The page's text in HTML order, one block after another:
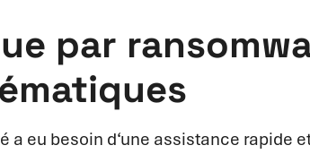
par
a eu besoin d‘une assistance rapide